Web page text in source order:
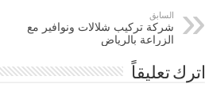
السابق
شركة تركيب شلالات ونوافير مع
الزراعة بالرياض
اترك تعليقاً